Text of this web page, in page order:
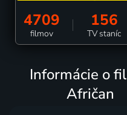
4709
filmov
156
TV staníc
Informácie o
Afričan